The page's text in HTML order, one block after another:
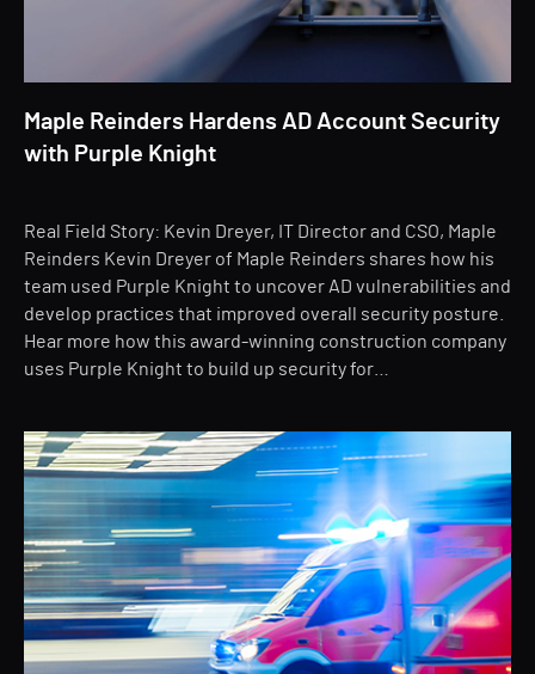
Maple Reinders Hardens AD Account Security
with Purple Knight
Real Field Story: Kevin Dreyer, IT Director and CSO, Maple
Reinders Kevin Dreyer of Maple Reinders shares how his
team used Purple Knight to uncover AD vulnerabilities and
develop practices that improved overall security posture.
Hear more how this award-winning construction company
uses Purple Knight to build up security for…